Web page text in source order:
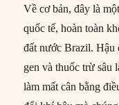
Về cơ bản, đây là
quốc tế, hoàn toàn
đất nước Brazil. Hậu
gen và thuốc trừ sâu
làm mất cân bằng